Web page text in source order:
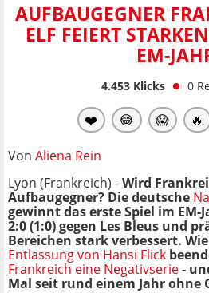
AUFBAUGEGNER
ELF FEIERT
EM-
4.453Klicks 0
❤️ 😂 😱 🔥
Von Aliena Rein
Lyon (Frankreich) -Wird
Aufbaugegner? Die deutsche
gewinnt das erste Spiel im EM-
2:0 (1:0) gegen Les Bleus und
Bereichen stark verbessert.
Entlassung von Hansi Flick
Frankreich eine Negativserie-
Mal seit rund einem Jahr ohne